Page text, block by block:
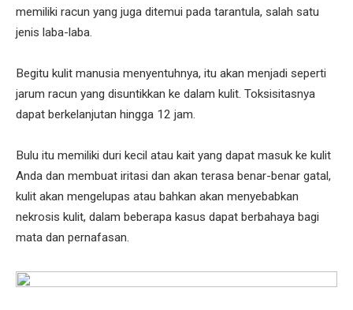
memiliki racun yang juga ditemui pada tarantula, salah satu
jenis laba-laba.
Begitu kulit manusia menyentuhnya, itu akan menjadi seperti
jarum racun yang disuntikkan ke dalam kulit. Toksisitasnya
dapat berkelanjutan hingga 12 jam.
Bulu itu memiliki duri kecil atau kait yang dapat masuk ke kulit
Anda dan membuat iritasi dan akan terasa benar-benar gatal,
kulit akan mengelupas atau bahkan akan menyebabkan
nekrosis kulit, dalam beberapa kasus dapat berbahaya bagi
mata dan pernafasan.